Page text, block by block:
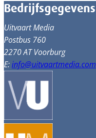
Bedrijfsgegevens
Uitvaart Media
Postbus 760
2270 AT Voorburg
E:info@uitvaartmedia.com